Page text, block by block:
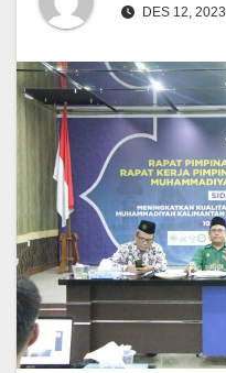
DES 12, 2023